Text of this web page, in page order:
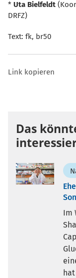
* Uta Bielfeldt
DRFZ)
Text: fk, br50
Link kopieren
Das
Im